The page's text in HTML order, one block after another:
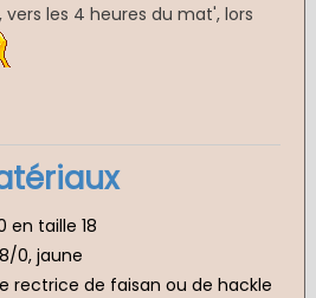
les 4 heures du mat', lors
en taille 18
8/0, jaune
rectrice de faisan ou de hackle